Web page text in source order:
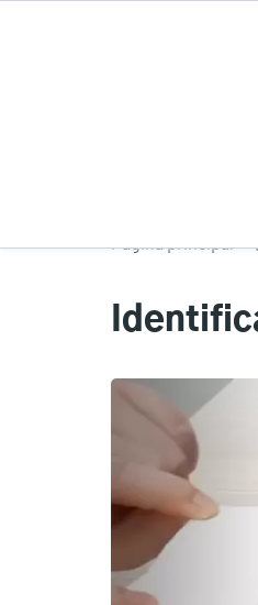
Página principal